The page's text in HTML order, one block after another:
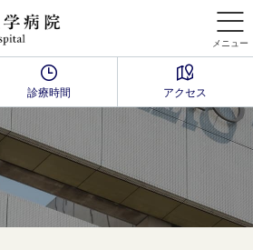
メニュー
診療時間 アクセス